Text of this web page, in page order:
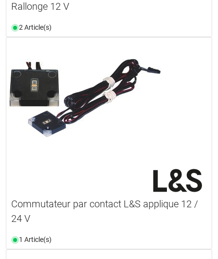
Rallonge 12 V
2 Article(s)
Commutateur par contact L&S applique 12 /
24 V
1 Article(s)